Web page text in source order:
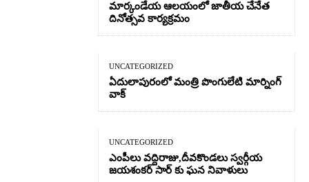
మార్కండేయ ఆలయంలో జాతీయ చేనేత
దినోత్సవ కార్యక్రమం
UNCATEGORIZED
ఏదులాపురంలో మంత్రి పొంగులేటి మార్నింగ్
వాక్
UNCATEGORIZED
ఎంపీలు వద్దిరాజు,దీవకొండలు స్వర్గీయ
జయశంకర్ సార్ కు ఘన నివాళులు